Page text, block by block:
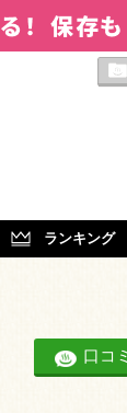
ランキング
口コ